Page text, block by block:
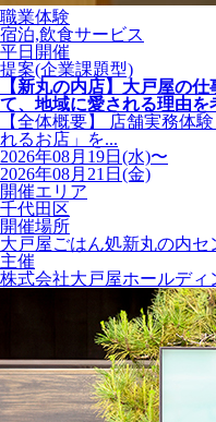
職業体験
宿泊,飲食サービス
平日開催
提案(企業課題型)
【新丸の内店】大戸屋の
て、地域に愛される理由
【全体概要】 店舗実務体
れるお店」を...
2026年08月19日(水)〜
2026年08月21日(金)
開催エリア
千代田区
開催場所
大戸屋ごはん処新丸の内セ
主催
株式会社大戸屋ホールディ